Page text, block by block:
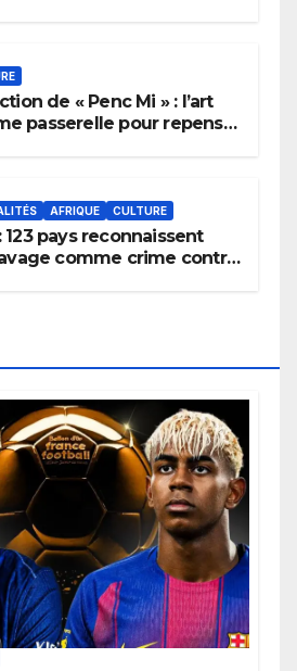
de « Penc Mi » : l’art
passerelle pour repenser
AFRIQUE CULTURE
123 pays reconnaissent
comme crime contre